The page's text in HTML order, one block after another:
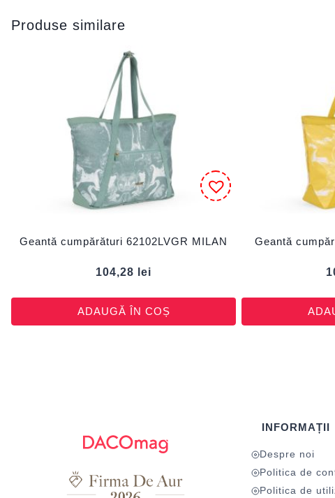
Produse similare
Geantă cumpărături 62102LVGR MILAN
104,28 lei
ADAUGĂ ÎN COȘ
Geantă
INFORMAȚII
Despre noi
Politica de
Politica de